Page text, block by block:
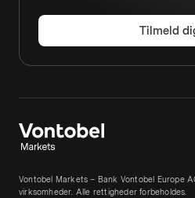
Tilmeld
Vontobel Markets – Bank Vontobel Europe
virksomheder. Alle rettigheder forbeholdes.